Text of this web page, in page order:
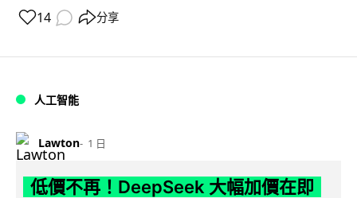
14 分享
人工智能
Lawton 1 日
低價不再！DeepSeek 大幅加價在即